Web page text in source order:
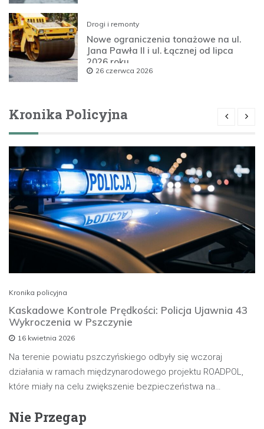
Drogi i remonty
Nowe ograniczenia tonażowe na ul.
Jana Pawła II i ul. Łącznej od lipca
2026 roku
26 czerwca 2026
Kronika Policyjna
Kronika policyjna
Kaskadowe Kontrole Prędkości: Policja Ujawnia 43
Wykroczenia w Pszczynie
16 kwietnia 2026
Na terenie powiatu pszczyńskiego odbyły się wczoraj
działania w ramach międzynarodowego projektu ROADPOL,
które miały na celu zwiększenie bezpieczeństwa na…
Nie Przegap